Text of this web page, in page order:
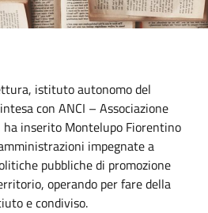
istituto autonomo del
con ANCI – Associazione
inserito Montelupo Fiorentino
impegnate a
pubbliche di promozione
operando per fare della
e condiviso.